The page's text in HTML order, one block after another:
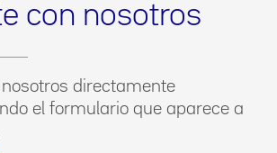
con nosotros
directamente
el formulario que aparece a